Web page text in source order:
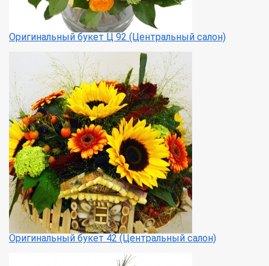
Оригинальный букет Ц 92 (Центральный салон)
Оригинальный букет 42 (Центральный салон)